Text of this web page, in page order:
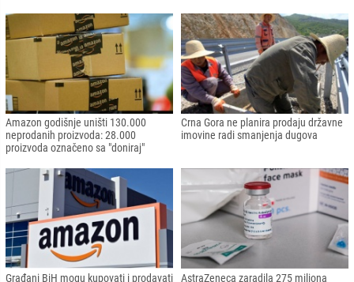
Amazon godišnje uništi 130.000
neprodanih proizvoda: 28.000
proizvoda označeno sa "doniraj"
Crna Gora ne planira prodaju državne
imovine radi smanjenja dugova
Građani BiH mogu kupovati i prodavati AstraZeneca zaradila 275 miliona